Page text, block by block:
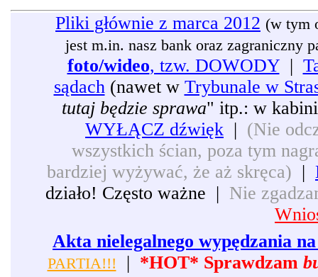
Pliki głównie z marca 2012 (w tym
jest m.in. nasz bank oraz zagraniczny
foto/wideo, tzw. DOWODY|
sądach(nawet w Trybunale w
tutaj będzie sprawa" itp.: w
WYŁĄCZ dźwięk | (Nie
wszystkich ścian, poza tym
bardziej wyżywać, że aż skręca) |
działo! Często ważne | Nie
Akta nielegalnego wypędzania
PARTIA!!! | *HOT* Sprawdzam